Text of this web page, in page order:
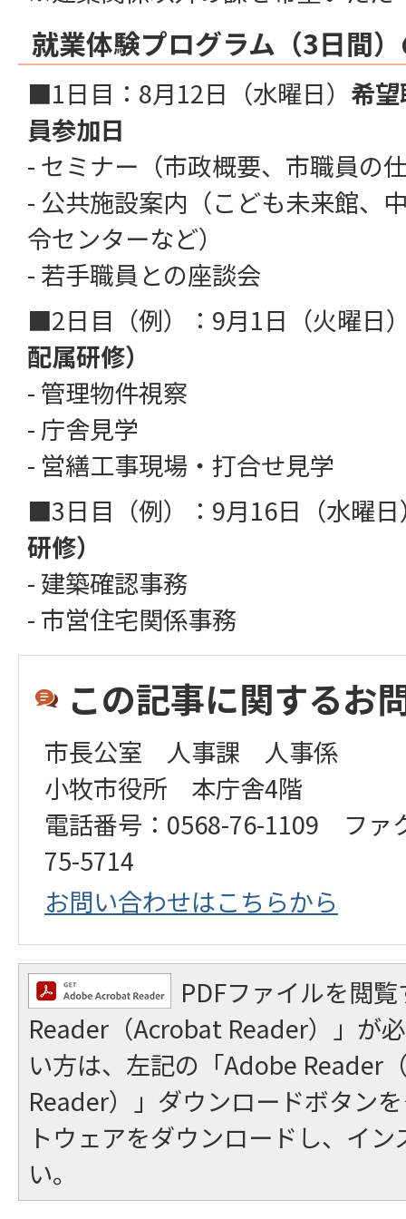
就業体験プログラム（3日間
■1日目：8月12日（水曜日） 希
員参加日
- セミナー（市政概要、市職員の
- 公共施設案内（こども未来館、
令センターなど）
- 若手職員との座談会
■2日目（例）：9月1日（火曜日
配属研修）
- 管理物件視察
- 庁舎見学
- 営繕工事現場・打合せ見学
■3日目（例）：9月16日（水曜
研修）
- 建築確認事務
- 市営住宅関係事務
この記事に関するお
市長公室 人事課 人事係
小牧市役所 本庁舎4階
電話番号：0568-76-1109 ファ
75-5714
お問い合わせはこちらから
PDFファイルを閲
Reader（Acrobat Reader）」が
い方は、左記の「Adobe Reader
Reader）」ダウンロードボタン
トウェアをダウンロードし、イ
い。